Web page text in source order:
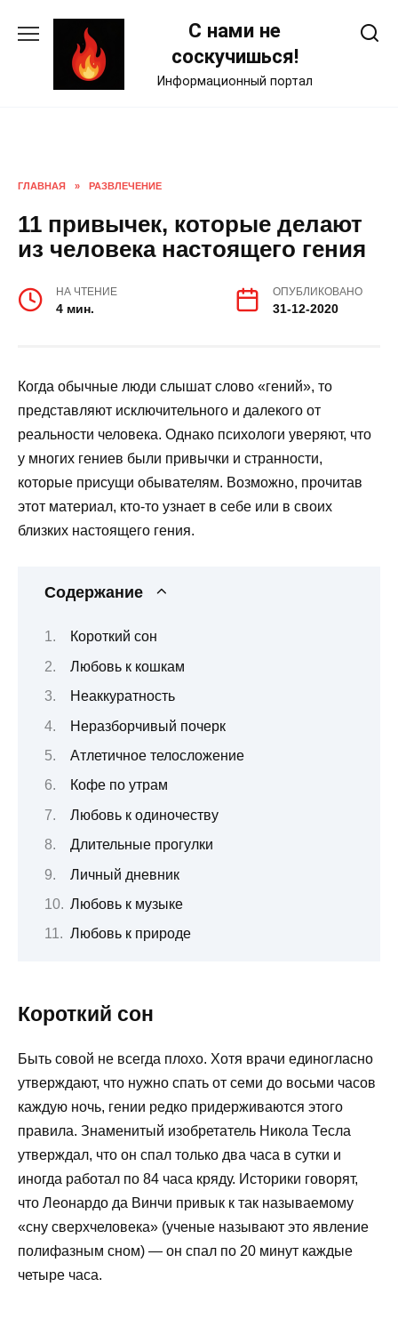
С нами не
соскучишься!
Информационный портал
ГЛАВНАЯ » РАЗВЛЕЧЕНИЕ
11 привычек, которые делают
из человека настоящего гения
НА ЧТЕНИЕ
4 мин.
ОПУБЛИКОВАНО
31-12-2020
Когда обычные люди слышат слово «гений», то
представляют исключительного и далекого от
реальности человека. Однако психологи уверяют, что
у многих гениев были привычки и странности,
которые присущи обывателям. Возможно, прочитав
этот материал, кто-то узнает в себе или в своих
близких настоящего гения.
Содержание
Короткий сон
Любовь к кошкам
Неаккуратность
Неразборчивый почерк
Атлетичное телосложение
Кофе по утрам
Любовь к одиночеству
Длительные прогулки
Личный дневник
Любовь к музыке
Любовь к природе
Короткий сон
Быть совой не всегда плохо. Хотя врачи единогласно
утверждают, что нужно спать от семи до восьми часов
каждую ночь, гении редко придерживаются этого
правила. Знаменитый изобретатель Никола Тесла
утверждал, что он спал только два часа в сутки и
иногда работал по 84 часа кряду. Историки говорят,
что Леонардо да Винчи привык к так называемому
«сну сверхчеловека» (ученые называют это явление
полифазным сном) — он спал по 20 минут каждые
четыре часа.